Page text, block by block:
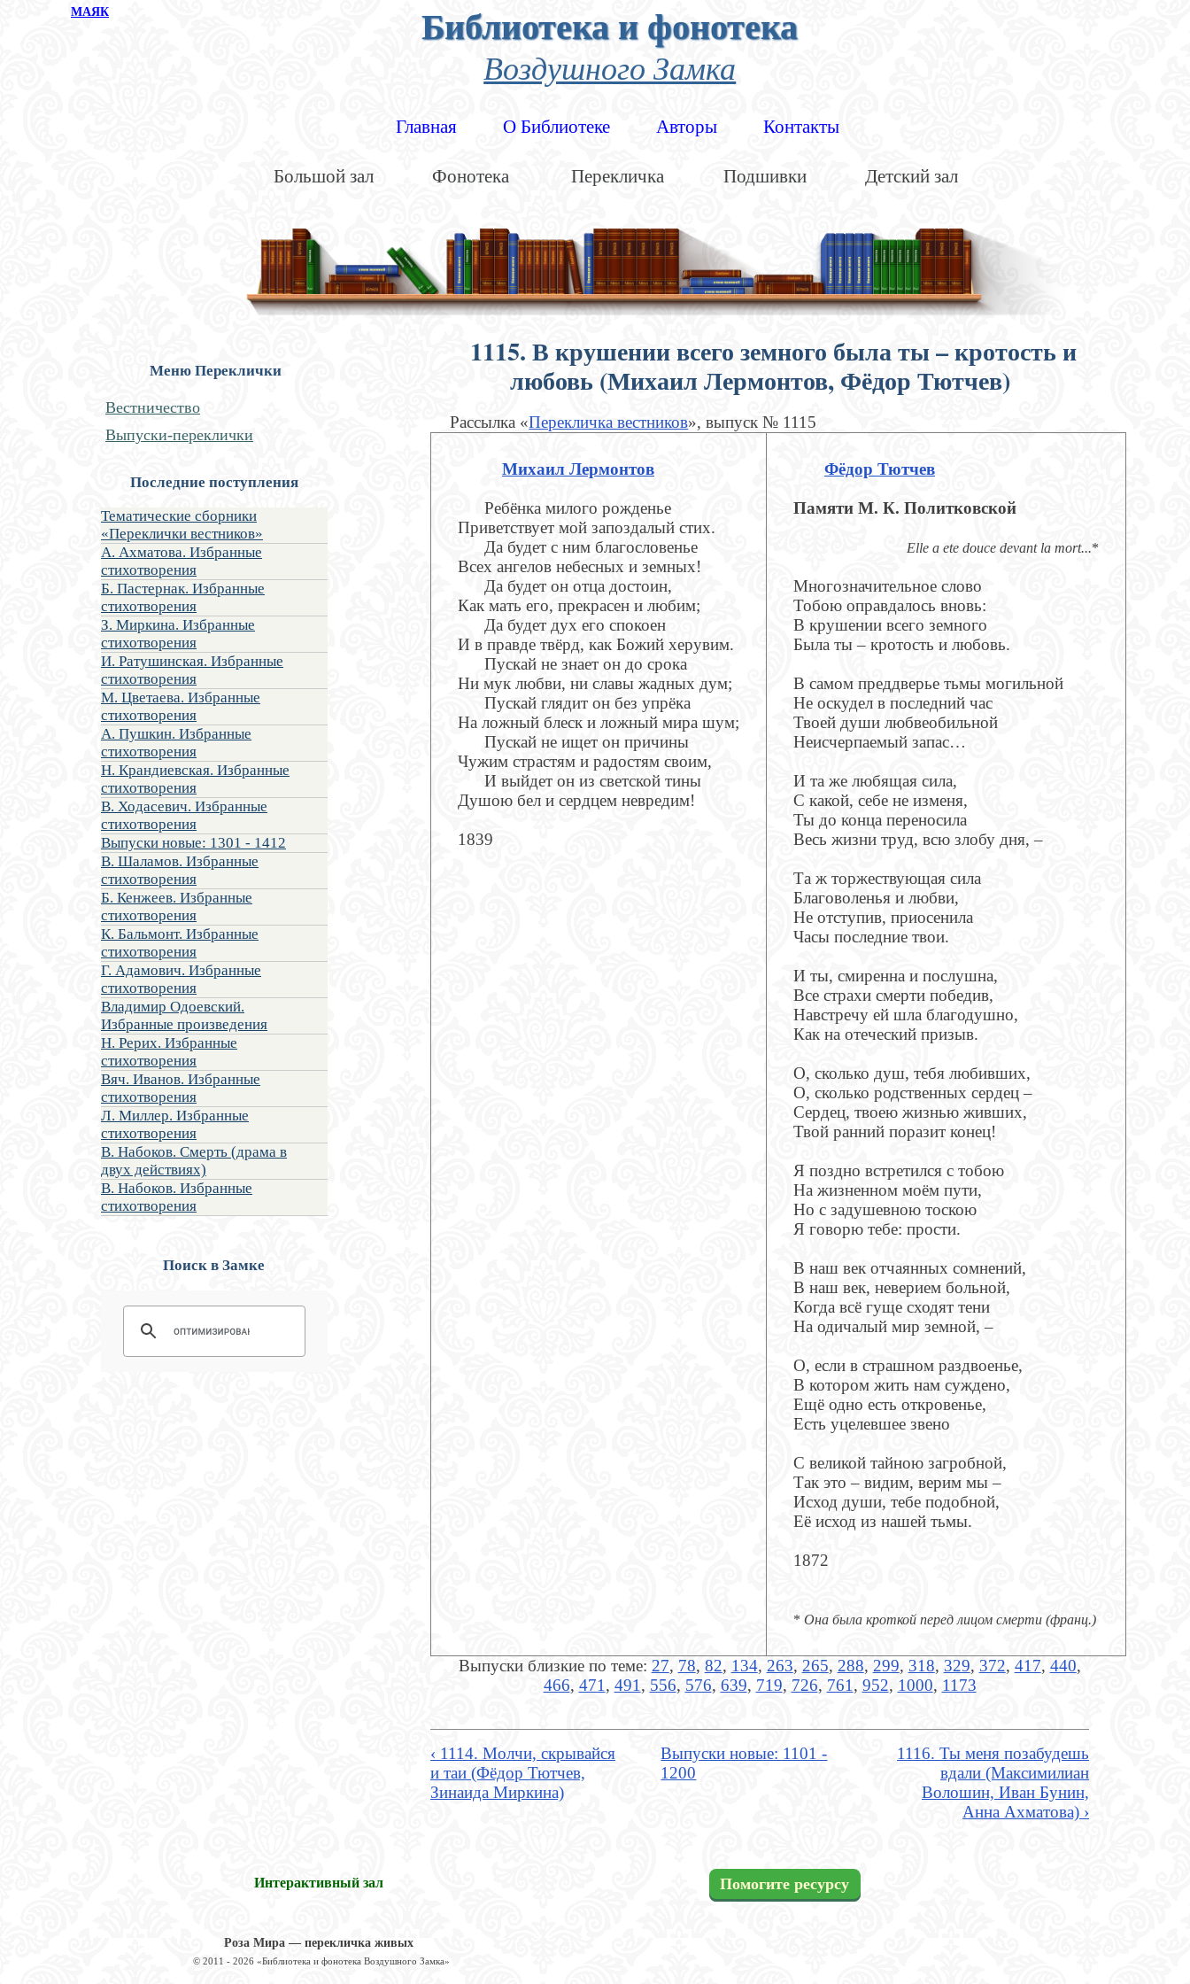
МАЯК Библиотека и фонотека
Воздушного Замка
Главная О Библиотеке Авторы Контакты
Большой зал Фонотека Перекличка Подшивки Детский зал
Меню Переклички
Вестничество
Выпуски-переклички
Последние поступления
Тематические сборники
«Переклички вестников»
А. Ахматова. Избранные
стихотворения
Б. Пастернак. Избранные
стихотворения
З. Миркина. Избранные
стихотворения
И. Ратушинская. Избранные
стихотворения
М. Цветаева. Избранные
стихотворения
А. Пушкин. Избранные
стихотворения
Н. Крандиевская. Избранные
стихотворения
В. Ходасевич. Избранные
стихотворения
Выпуски новые: 1301 - 1412
В. Шаламов. Избранные
стихотворения
Б. Кенжеев. Избранные
стихотворения
К. Бальмонт. Избранные
стихотворения
Г. Адамович. Избранные
стихотворения
Владимир Одоевский.
Избранные произведения
Н. Рерих. Избранные
стихотворения
Вяч. Иванов. Избранные
стихотворения
Л. Миллер. Избранные
стихотворения
В. Набоков. Смерть (драма в
двух действиях)
В. Набоков. Избранные
стихотворения
Поиск в Замке
1115. В крушении всего земного была ты – кротость и
любовь (Михаил Лермонтов, Фёдор Тютчев)
Рассылка «Перекличка вестников», выпуск № 1115
Михаил Лермонтов
Ребёнка милого рожденье
Приветствует мой запоздалый стих.
Да будет с ним благословенье
Всех ангелов небесных и земных!
Да будет он отца достоин,
Как мать его, прекрасен и любим;
Да будет дух его спокоен
И в правде твёрд, как Божий херувим.
Пускай не знает он до срока
Ни мук любви, ни славы жадных дум;
Пускай глядит он без упрёка
На ложный блеск и ложный мира шум;
Пускай не ищет он причины
Чужим страстям и радостям своим,
И выйдет он из светской тины
Душою бел и сердцем невредим!
1839
Фёдор Тютчев
Памяти М. К. Политковской
Elle a ete douce devant la mort...*
Многозначительное слово
Тобою оправдалось вновь:
В крушении всего земного
Была ты – кротость и любовь.
В самом преддверье тьмы могильной
Не оскудел в последний час
Твоей души любвеобильной
Неисчерпаемый запас…
И та же любящая сила,
С какой, себе не изменя,
Ты до конца переносила
Весь жизни труд, всю злобу дня, –
Та ж торжествующая сила
Благоволенья и любви,
Не отступив, приосенила
Часы последние твои.
И ты, смиренна и послушна,
Все страхи смерти победив,
Навстречу ей шла благодушно,
Как на отеческий призыв.
О, сколько душ, тебя любивших,
О, сколько родственных сердец –
Сердец, твоею жизнью живших,
Твой ранний поразит конец!
Я поздно встретился с тобою
На жизненном моём пути,
Но с задушевною тоскою
Я говорю тебе: прости.
В наш век отчаянных сомнений,
В наш век, неверием больной,
Когда всё гуще сходят тени
На одичалый мир земной, –
О, если в страшном раздвоенье,
В котором жить нам суждено,
Ещё одно есть откровенье,
Есть уцелевшее звено
С великой тайною загробной,
Так это – видим, верим мы –
Исход души, тебе подобной,
Её исход из нашей тьмы.
1872
* Она была кроткой перед лицом смерти (франц.)
Выпуски близкие по теме: 27, 78, 82, 134, 263, 265, 288, 299, 318, 329, 372, 417, 440,
466, 471 , 491 , 556, 576, 639, 719, 726, 761 , 952, 1000, 1173
‹ 1114. Молчи, скрывайся
и таи (Фёдор Тютчев,
Зинаида Миркина)
Выпуски новые: 1101 -
1200
1116. Ты меня позабудешь
вдали (Максимилиан
Волошин, Иван Бунин,
Анна Ахматова) ›
© 2011 - 2026 «Библиотека и фонотека Воздушного Замка»
Интерактивный зал
Роза Мира — перекличка живых
Помогите ресурсу